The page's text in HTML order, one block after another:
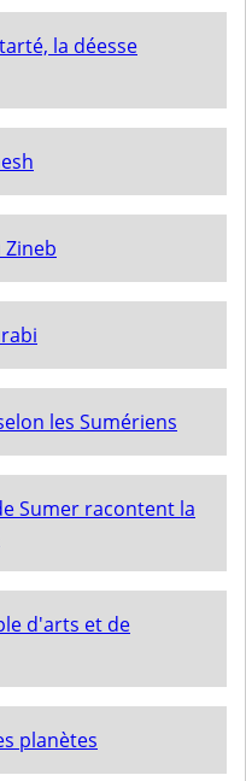
la déesse
Zineb
les Sumériens
Sumer racontent la
d'arts et de
planètes